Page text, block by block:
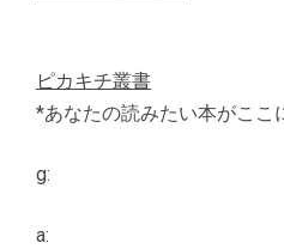
ピカキチ叢書
*あなたの読みたい本がここ
g:
a: